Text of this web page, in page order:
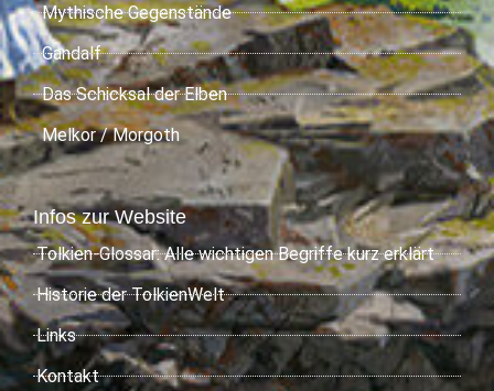
Mythische Gegenstände
Gandalf
Das Schicksal der Elben
Melkor / Morgoth
Infos zur Website
Tolkien-Glossar: Alle wichtigen Begriffe kurz erklärt
Historie der TolkienWelt
Links
Kontakt